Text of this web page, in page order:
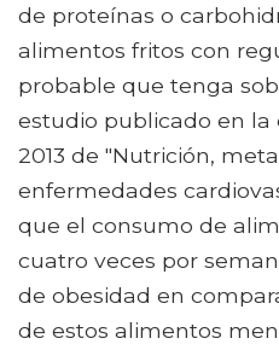
de proteínas o
alimentos fritos con
probable que tenga
estudio publicado en la
2013 de "Nutrición,
enfermedades
que el consumo de
cuatro veces por
de obesidad en
de estos alimentos